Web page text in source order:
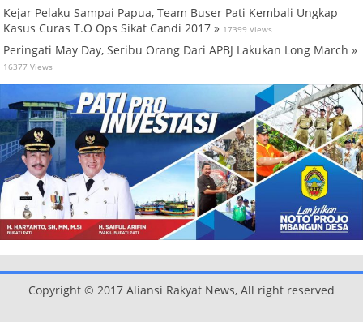
Kejar Pelaku Sampai Papua, Team Buser Pati Kembali Ungkap
Kasus Curas T.O Ops Sikat Candi 2017 » 17399 Views
Peringati May Day, Seribu Orang Dari APBJ Lakukan Long March »
16377 Views
Copyright © 2017 Aliansi Rakyat News, All right reserved